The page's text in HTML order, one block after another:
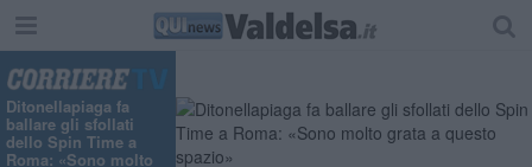
Ditonellapiaga fa
ballare gli sfollati
dello Spin Time a
Roma: «Sono molto